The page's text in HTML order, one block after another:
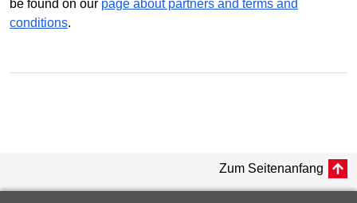
be found on our page about partners and terms and
conditions.
Zum Seitenanfang